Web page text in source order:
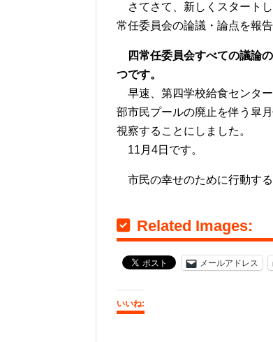
さてさて、新しくスタート
常任委員会の論議・論点を報
四常任委員会すべての議論
つです。
早速、第四学校給食センタ
部市民プールの廃止を伴う皐
視察することにしました。
11月4日です。
市民の幸せのために行動する
Related Images:
メールアドレス
いいね: